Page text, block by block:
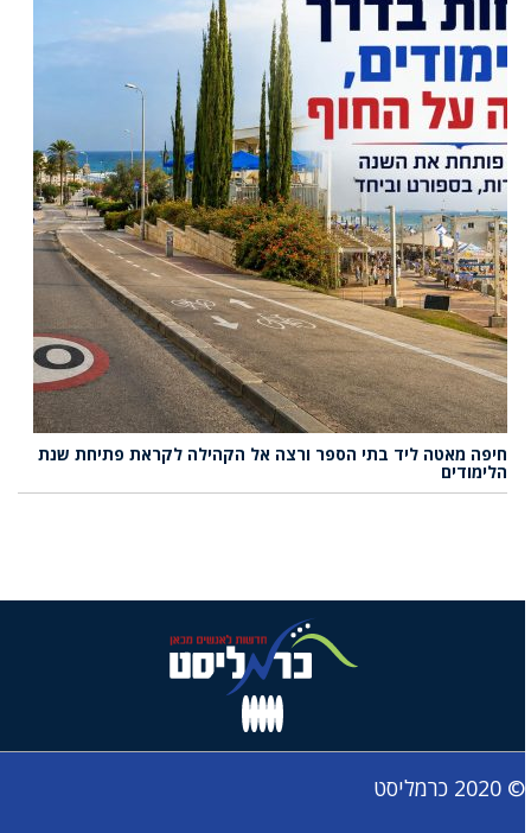
חיפה מאטה ליד בתי הספר ורצה אל הקהילה לקראת פתיחת שנת
הלימודים
© 2020 כרמליסט